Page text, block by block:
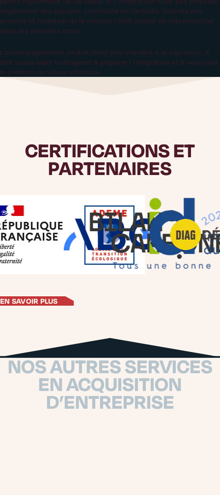
Alignement des équipes, continuité de l’activité, lisibilité des
process et maintien de la relation client jouent un rôle essentiel
dans les premiers mois.
L’accompagnement ne doit donc pas s’arrêter à la signature. Il
doit aussi aider le dirigeant à préparer l’intégration et à sécuriser
la création de valeur attendue.
CERTIFICATIONS ET
PARTENAIRES
EN SAVOIR PLUS
NOS AUTRES SERVICES
EN ACQUISITION
D’ENTREPRISE